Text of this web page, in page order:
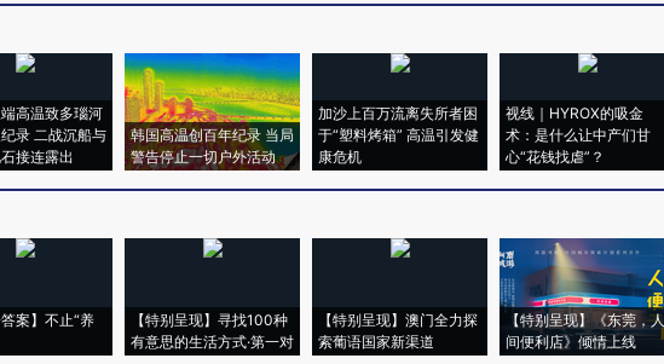
高温致多瑙河
录 二战沉船与
接连露出
韩国高温创百年纪录 当局
警告停止一切户外活动
加沙上百万流离失所者困
于“塑料烤箱” 高温引发健
康危机
视线｜HYROX的吸金
术：是什么让中产们甘
心“花钱找虐”？
答案】不止“养
【特别呈现】寻找100种
有意思的生活方式·第一对
【特别呈现】澳门全力探
索葡语国家新渠道
【特别呈现】《东莞，人
间便利店》倾情上线